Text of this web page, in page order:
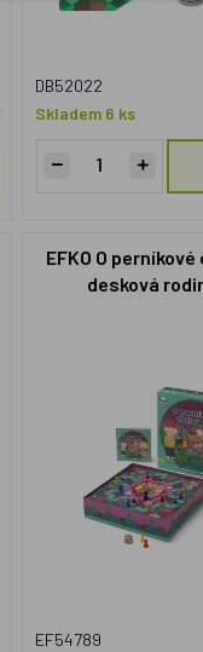
DB52022
Skladem 6 ks
EFKO O
desková
EF54789